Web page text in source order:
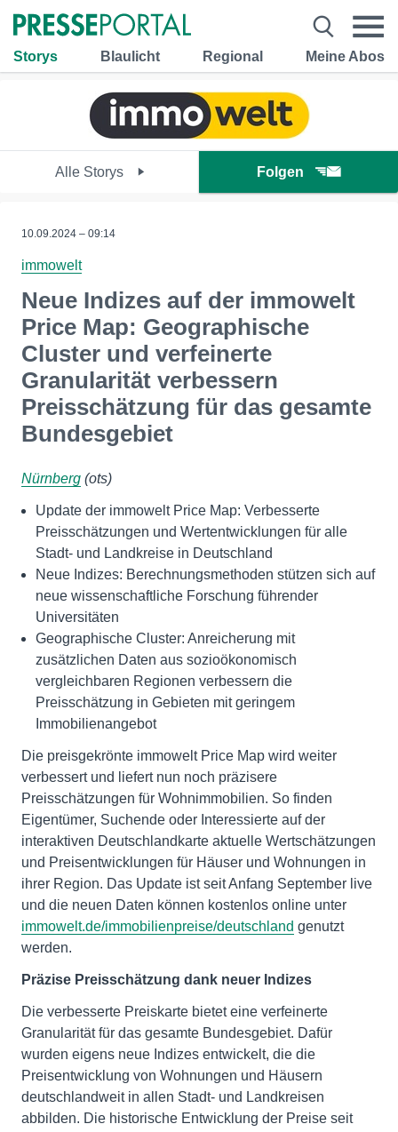
Storys Blaulicht Regional Meine Abos
Alle Storys Folgen
10.09.2024 – 09:14
immowelt
Neue Indizes auf der immowelt
Price Map: Geographische
Cluster und verfeinerte
Granularität verbessern
Preisschätzung für das gesamte
Bundesgebiet
Nürnberg (ots)
Update der immowelt Price Map: Verbesserte
Preisschätzungen und Wertentwicklungen für alle
Stadt- und Landkreise in Deutschland
Neue Indizes: Berechnungsmethoden stützen sich auf
neue wissenschaftliche Forschung führender
Universitäten
Geographische Cluster: Anreicherung mit
zusätzlichen Daten aus sozioökonomisch
vergleichbaren Regionen verbessern die
Preisschätzung in Gebieten mit geringem
Immobilienangebot
Die preisgekrönte immowelt Price Map wird weiter
verbessert und liefert nun noch präzisere
Preisschätzungen für Wohnimmobilien. So finden
Eigentümer, Suchende oder Interessierte auf der
interaktiven Deutschlandkarte aktuelle Wertschätzungen
und Preisentwicklungen für Häuser und Wohnungen in
ihrer Region. Das Update ist seit Anfang September live
und die neuen Daten können kostenlos online unter
immowelt.de/immobilienpreise/deutschland genutzt
werden.
Präzise Preisschätzung dank neuer Indizes
Die verbesserte Preiskarte bietet eine verfeinerte
Granularität für das gesamte Bundesgebiet. Dafür
wurden eigens neue Indizes entwickelt, die die
Preisentwicklung von Wohnungen und Häusern
deutschlandweit in allen Stadt- und Landkreisen
abbilden. Die historische Entwicklung der Preise seit